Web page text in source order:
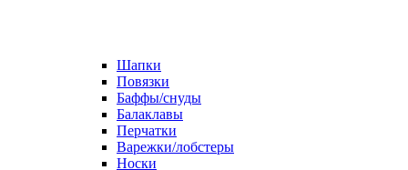
Шапки
Повязки
Баффы/снуды
Балаклавы
Перчатки
Варежки/лобстеры
Носки